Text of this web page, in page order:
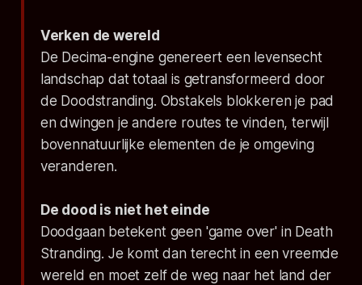
Verken de wereld
De Decima-engine genereert een levensecht
landschap dat totaal is getransformeerd door
de Doodstranding. Obstakels blokkeren je pad
en dwingen je andere routes te vinden, terwijl
bovennatuurlijke elementen de je omgeving
veranderen.
De dood is niet het einde
Doodgaan betekent geen 'game over' in Death
Stranding. Je komt dan terecht in een vreemde
wereld en moet zelf de weg naar het land der